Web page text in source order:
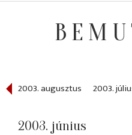
2003. augusztus 2003.
2003. június